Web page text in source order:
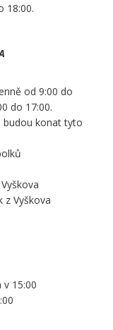
18:00.
od 9:00 do
do 17:00.
budou konat tyto
z Vyškova
v 15:00